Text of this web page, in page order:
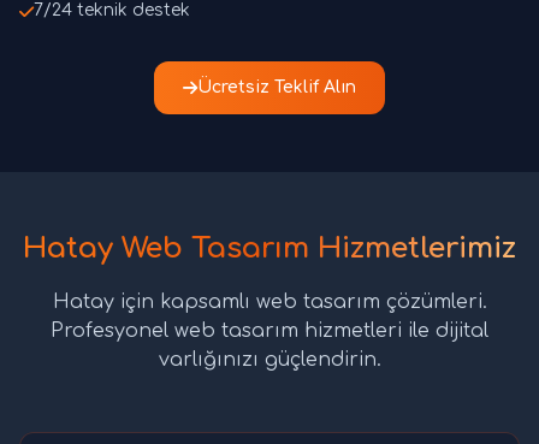
7/24 teknik destek
Ücretsiz Teklif Alın
Hatay Web Tasarım Hizmetlerimiz
Hatay için kapsamlı web tasarım çözümleri.
Profesyonel web tasarım hizmetleri ile dijital
varlığınızı güçlendirin.